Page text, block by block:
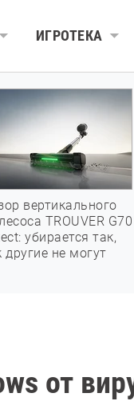
ИГРОТЕКА
вертикального
TROUVER G70
убирается так,
другие не могут
от